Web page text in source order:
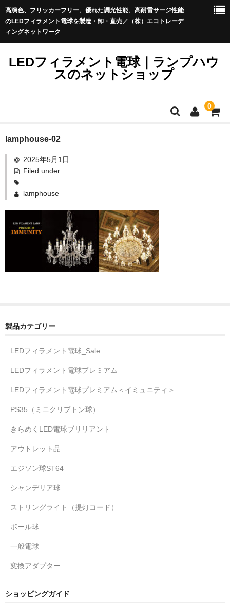
高演色、フリッカーフリー、優れた調光性能、高耐雷サージ性能
のLEDフィラメント電球を製造・卸・直売／（株）エコトレーデ
ィングネットワーク
LEDフィラメント電球｜ランプハウ
スのネットショップ
0
LEDフィラメント電球プレミアム＜イミュニティ＞
ストリングライト（提灯コード）
きらめくLED電球ブリリアント
アウトレット品
lamphouse-02
2025年5月1日
Filed under:
lamphouse
製品カテゴリー
LEDフィラメント電球_Sale
LEDフィラメント電球プレミアム
LEDフィラメント電球プレミアム＜イミュニティ＞
PS35（ミニクリプトン球）
きらめくLED電球ブリリアント
アウトレット品
エジソン球ST64
シャンデリア球
ストリングライト（提灯コード）
ボール球
一般電球
変換アダプター
ショッピングガイド